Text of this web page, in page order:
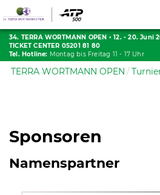
34. TERRA WORTMANN OPEN • 12. - 20. Juni
TICKET CENTER 05201 81 80
Tel. Hotline: Montag bis Freitag 11 - 17 Uhr
TERRA WORTMANN OPEN
Sponsoren
Namenspartner